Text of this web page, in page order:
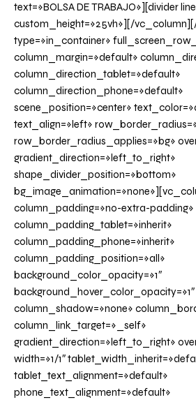
text=»BOLSA DE TRABAJO»][divider
custom_height=»25vh»][/
type=»in_container»
column_margin=»default»
column_direction_tablet=»default»
column_direction_phone=»default»
scene_position=»center»
text_align=»left»
row_border_radius_applies=»bg»
gradient_direction=»left_to_right»
shape_divider_position=»bottom»
column_padding=»no-extra-padding»
column_padding_tablet=»inherit»
column_padding_phone=»inherit»
column_padding_position=»all»
background_color_opacity=»1″
background_hover_color_opacity=»1″
column_shadow=»none»
column_link_target=»_self»
gradient_direction=»left_to_right»
width=»1/1″
tablet_text_alignment=»default»
phone_text_alignment=»default»